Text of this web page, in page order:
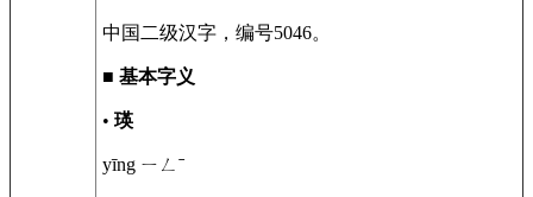
中国二级汉字，编号5046。
■ 基本字义
• 瑛
yīng ㄧㄥˉ